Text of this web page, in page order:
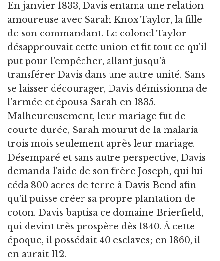
En janvier 1833, Davis entama une relation
amoureuse avec Sarah Knox Taylor, la fille
de son commandant. Le colonel Taylor
désapprouvait cette union et fit tout ce qu'il
put pour l'empêcher, allant jusqu'à
transférer Davis dans une autre unité. Sans
se laisser décourager, Davis démissionna de
l'armée et épousa Sarah en 1835.
Malheureusement, leur mariage fut de
courte durée, Sarah mourut de la malaria
trois mois seulement après leur mariage.
Désemparé et sans autre perspective, Davis
demanda l'aide de son frère Joseph, qui lui
céda 800 acres de terre à Davis Bend afin
qu'il puisse créer sa propre plantation de
coton. Davis baptisa ce domaine Brierfield,
qui devint très prospère dès 1840. À cette
époque, il possédait 40 esclaves; en 1860, il
en aurait 112.